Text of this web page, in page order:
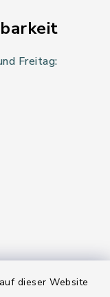
dieser Website
Freitag: